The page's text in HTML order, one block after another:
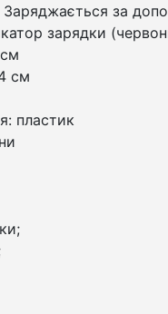
Заряджається за
зарядки
см
пластик